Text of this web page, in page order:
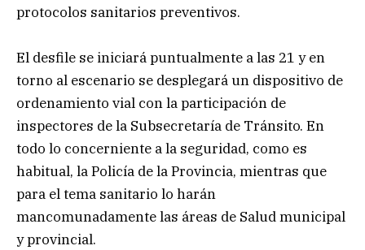
protocolos sanitarios preventivos.
El desfile se iniciará puntualmente a las 21 y en
torno al escenario se desplegará un dispositivo de
ordenamiento vial con la participación de
inspectores de la Subsecretaría de Tránsito. En
todo lo concerniente a la seguridad, como es
habitual, la Policía de la Provincia, mientras que
para el tema sanitario lo harán
mancomunadamente las áreas de Salud municipal
y provincial.